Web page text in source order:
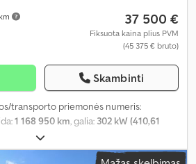
37 500 €
Fiksuota kaina plius PVM
(45 375 € bruto)
Skambinti
transporto priemonės numeris:
1 168 950 km, galia: 302 kW (410,61
, kuro tipas:
konfigūracija:6x2, kuras:dyzelinas, kuro